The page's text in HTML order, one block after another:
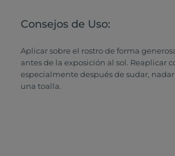
Consejos de Uso:
Aplicar sobre el rostro de forma
antes de la exposición al sol. Reaplicar
especialmente después de sudar, nadar
una toalla.